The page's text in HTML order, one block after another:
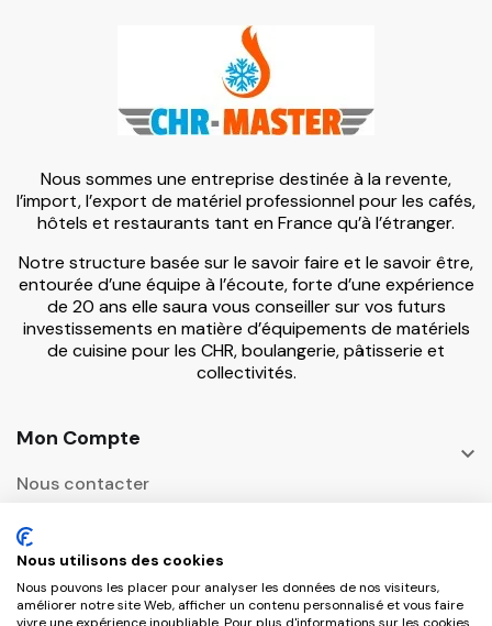
Nous sommes une entreprise destinée à la revente,
l’import, l’export de matériel professionnel pour les cafés,
hôtels et restaurants tant en France qu’à l’étranger.
Notre structure basée sur le savoir faire et le savoir être,
entourée d’une équipe à l’écoute, forte d’une expérience
de 20 ans elle saura vous conseiller sur vos futurs
investissements en matière d’équipements de matériels
de cuisine pour les CHR, boulangerie, pâtisserie et
collectivités.
Mon Compte

Nous contacter
Informations
Adresse Postale
Nous utilisons des cookies
Nous pouvons les placer pour analyser les données de nos visiteurs,
améliorer notre site Web, afficher un contenu personnalisé et vous faire